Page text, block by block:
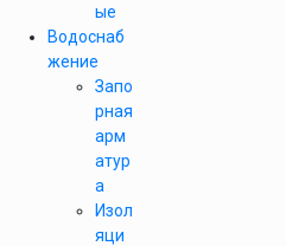
ые
Водоснаб
жение
Запо
рная
арм
атур
а
Изол
яци